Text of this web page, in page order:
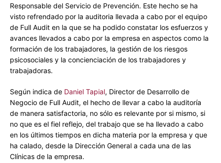
Responsable del Servicio de Prevención. Este hecho se ha
visto refrendado por la auditoria llevada a cabo por el equipo
de Full Audit en la que se ha podido constatar los esfuerzos y
avances llevados a cabo por la empresa en aspectos como la
formación de los trabajadores, la gestión de los riesgos
psicosociales y la concienciación de los trabajadores y
trabajadoras.
Según indica de Daniel Tapial, Director de Desarrollo de
Negocio de Full Audit, el hecho de llevar a cabo la auditoría
de manera satisfactoria, no sólo es relevante por si mismo, si
no que es el fiel reflejo, del trabajo que se ha llevado a cabo
en los últimos tiempos en dicha materia por la empresa y que
ha calado, desde la Dirección General a cada una de las
Clínicas de la empresa.